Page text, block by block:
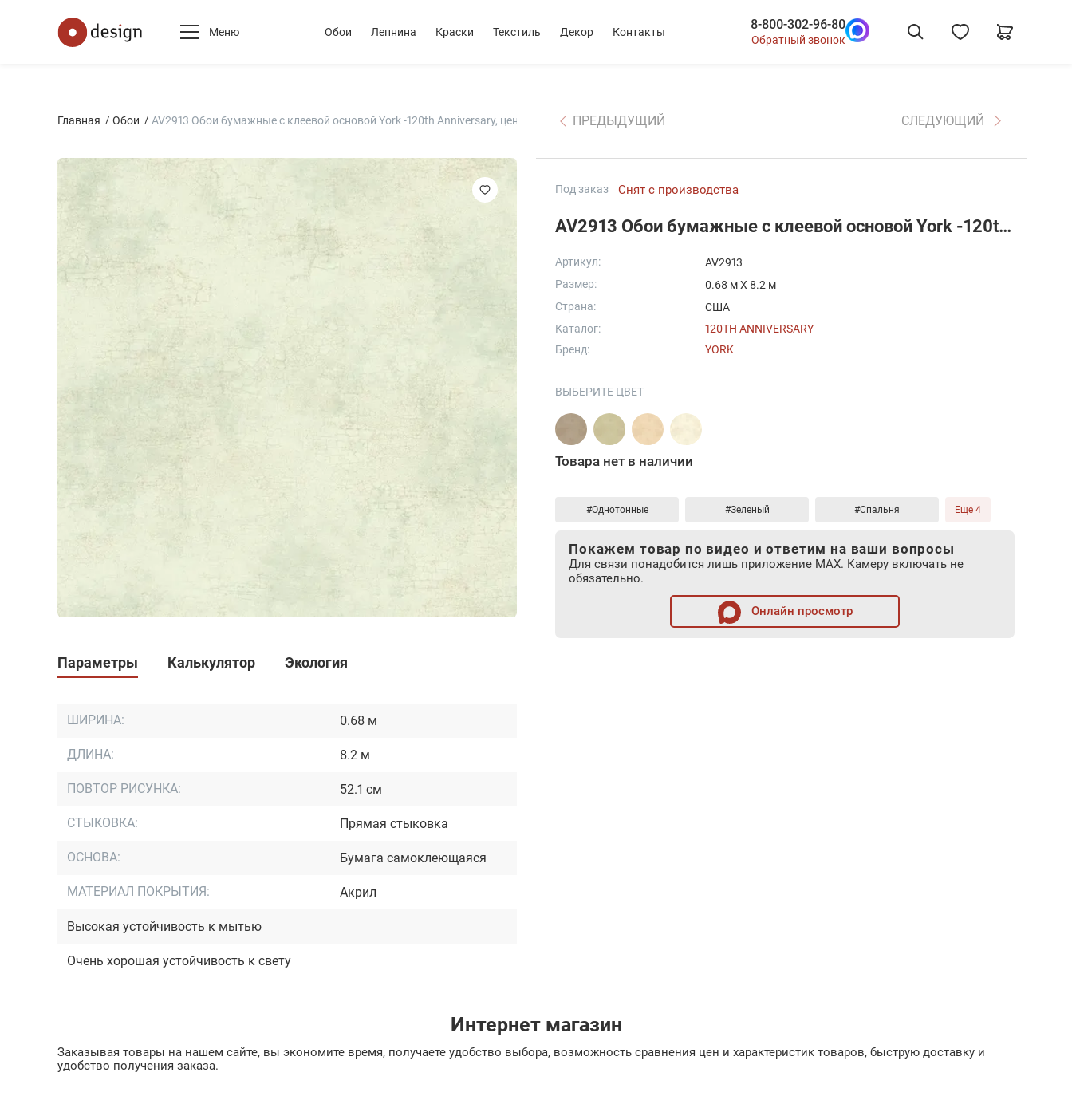
Меню Обои Лепнина Краски Текстиль Декор Контакты 8-800-302-96-80
Обратный звонок
Главная Обои AV2913 Обои бумажные с клеевой основой York -120th Anniversary, цена A ПРЕДЫДУЩИЙ СЛЕДУЮЩИЙ
Параметры Калькулятор Экология
ШИРИНА: 0.68 м
ДЛИНА: 8.2 м
ПОВТОР РИСУНКА: 52.1 см
СТЫКОВКА: Прямая стыковка
ОСНОВА: Бумага самоклеющаяся
МАТЕРИАЛ ПОКРЫТИЯ: Акрил
Высокая устойчивость к мытью
Очень хорошая устойчивость к свету
Под заказ Снят с производства
AV2913 Обои бумажные с клеевой основой York -120th Anniversary, цена A
Артикул:
AV2913
Размер:
0.68 м X 8.2 м
Страна:
США
Каталог:
120TH ANNIVERSARY
Бренд:
YORK
ВЫБЕРИТЕ ЦВЕТ
Товара нет в наличии
#Однотонные #Зеленый #Спальня Еще 4
Покажем товар по видео и ответим на ваши вопросы
Для связи понадобится лишь приложение MAX. Камеру включать не
обязательно.
Онлайн просмотр
Интернет магазин
Заказывая товары на нашем сайте, вы экономите время, получаете удобство выбора, возможность сравнения цен и характеристик товаров, быструю доставку и
удобство получения заказа.